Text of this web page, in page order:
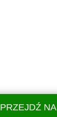
PRZEJDŹ NA